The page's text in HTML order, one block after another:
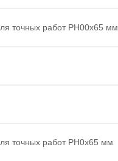
точных работ PH00x65 мм
точных работ PH0x65 мм